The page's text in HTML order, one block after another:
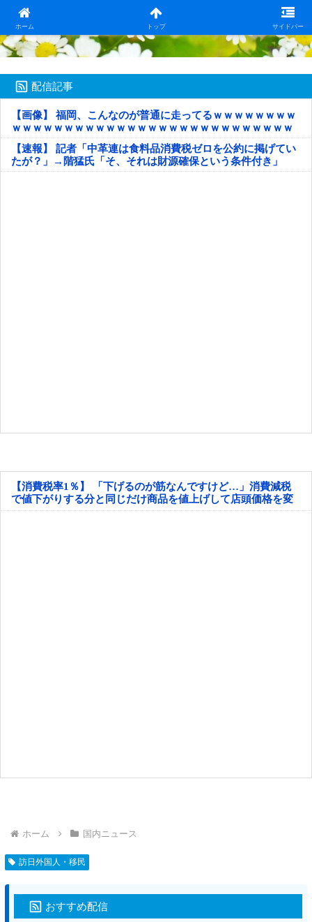
ホーム トップ サイドバー
日本第一！ニュース録
配信記事
【画像】 福岡、こんなのが普通に走ってるｗｗｗｗｗｗｗｗ
ｗｗｗｗｗｗｗｗｗｗｗｗｗｗｗｗｗｗｗｗｗｗｗｗｗｗｗ
ｗｗｗｗｗ
【速報】 記者「中革連は食料品消費税ゼロを公約に掲げてい
たが？」→階猛氏「そ、それは財源確保という条件付き」
【消費税率1％】 「下げるのが筋なんですけど…」消費減税
で値下がりする分と同じだけ商品を値上げして店頭価格を変
えない店も
ホーム 国内ニュース
訪日外国人・移民
おすすめ配信